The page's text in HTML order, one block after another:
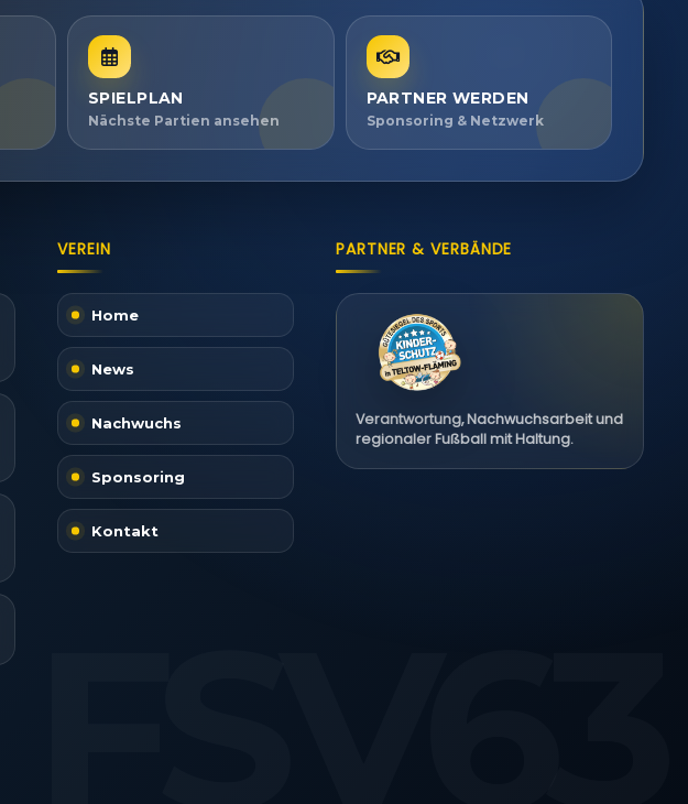
SPIELPLAN
Nächste Partien ansehen
PARTNER WERDEN
Sponsoring & Netzwerk
VEREIN
Home
News
Nachwuchs
Sponsoring
Kontakt
PARTNER & VERBÄNDE
Verantwortung, Nachwuchsarbeit und
regionaler Fußball mit Haltung.